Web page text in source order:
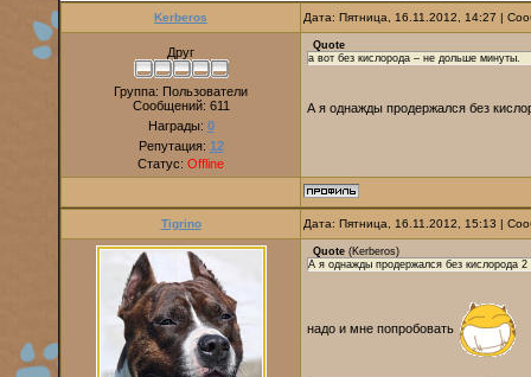
Kerberos Дата: Пятница, 16.11.2012, 14:27 |
Друг
Группа: Пользователи
Сообщений: 611
Награды: 0
Репутация: 12
Статус: Offline
Quote
а вот без кислорода – не дольше минуты.
А я однажды продержался без
Tigrino Дата: Пятница, 16.11.2012, 15:13 |
Quote (Kerberos)
А я однажды продержался без кислорода 2
надо и мне попробовать